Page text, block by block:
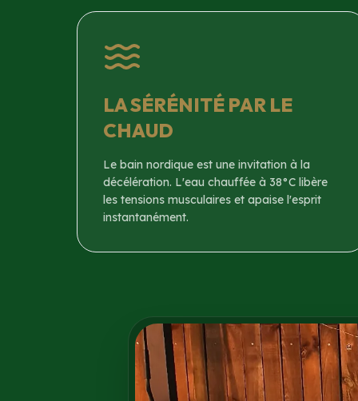
LA SÉRÉNITÉ PAR LE
CHAUD
Le bain nordique est une invitation à la
décélération. L'eau chauffée à 38°C libère
les tensions musculaires et apaise l'esprit
instantanément.